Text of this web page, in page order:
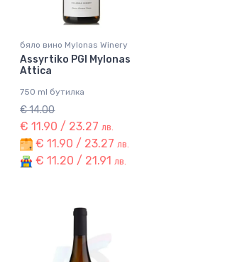
бяло вино Mylonas Winery
Assyrtiko PGI Mylonas
Attica
750 ml бутилка
€ 14.00
€ 11.90 / 23.27лв.
€ 11.90 / 23.27лв.
€ 11.20 / 21.91лв.